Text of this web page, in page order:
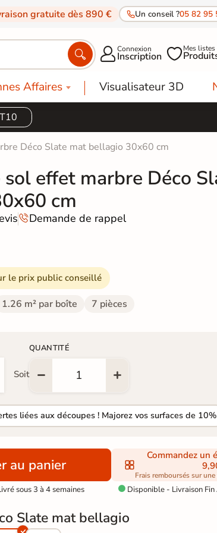
gratuite dès 890 € Un conseil ?05 82 95
 Connexion
Inscription Mes listes
Affaires Visualisateur 3D
Déco Slate mat bellagio 30x60 cm
sol effet marbre Déco
cm
Demande de rappel
le prix public conseillé
1.26 m² par boîte 7 pièces
Soit
QUANTITÉ
liées aux découpes ! Majorez vos surfaces de 10%
au panier
sous 3 à 4 semaines
Commandez un
Frais remboursés sur
Disponible - Livraison
Slate mat bellagio